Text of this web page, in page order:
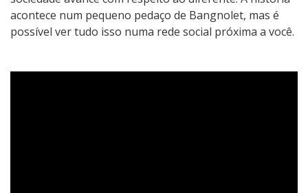
acontece num pequeno pedaço de Bangnolet, mas é
possível ver tudo isso numa rede social próxima a você.